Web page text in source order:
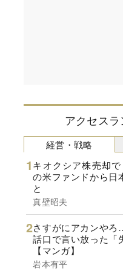
アクセス
経営・戦略
キオクシア株売却で
の米ファンドから日
と
真壁昭夫
さすがにアカンや
話口で言い放った「
【マンガ】
岩本有平